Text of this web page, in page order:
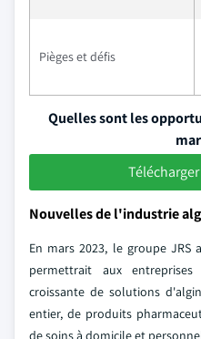
Pièges et défis
Quelles sont les
Nouvelles de l'industrie
En mars 2023, le groupe JRS
permettrait aux
croissante de solutions
entier, de produits
de soins à domicile et